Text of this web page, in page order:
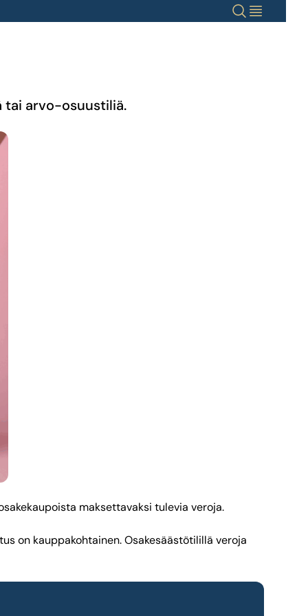
HakuValikko
tai arvo-osuustiliä.
maksettavaksi tulevia veroja.
on kauppakohtainen. Osakesäästötilillä veroja